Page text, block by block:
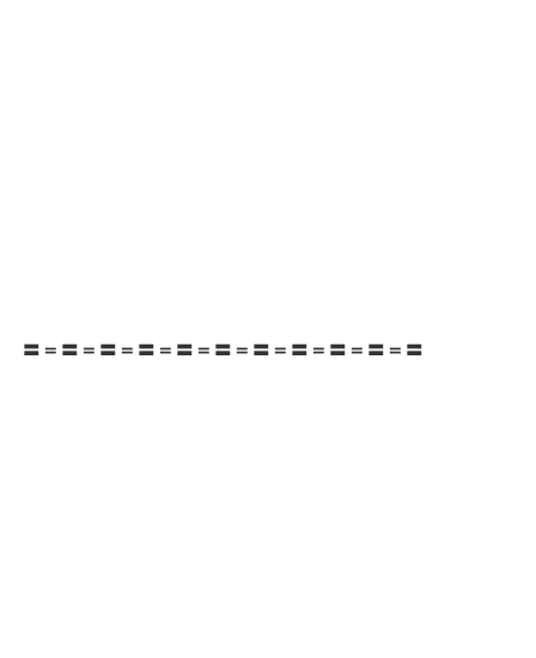
〓＝〓＝〓＝〓＝〓＝〓＝〓＝〓＝〓＝〓＝〓